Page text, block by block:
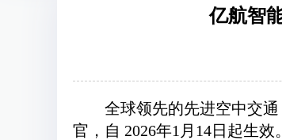
亿航智
全球领先的先进空中交
官，自 2026年1月14日起生